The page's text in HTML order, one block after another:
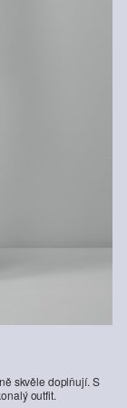
skvěle doplňují. S
outfit.